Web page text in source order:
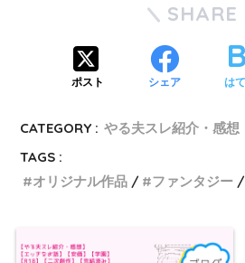
SHARE
ポスト シェア は
CATEGORY : やる夫スレ紹介・感想
TAGS :
オリジナル作品
ファンタジー